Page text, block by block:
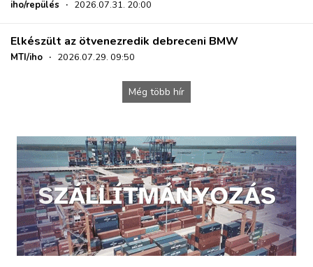
iho/repülés · 2026.07.31. 20:00
Elkészült az ötvenezredik debreceni BMW
MTI/iho · 2026.07.29. 09:50
Még több hír